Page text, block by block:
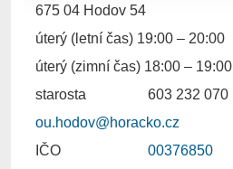
675 04 Hodov 54
úterý (letní čas) 19:00 – 20:00
úterý (zimní čas) 18:00 – 19:00
starosta
603 232 070
ou.hodov@horacko.cz
IČO
00376850